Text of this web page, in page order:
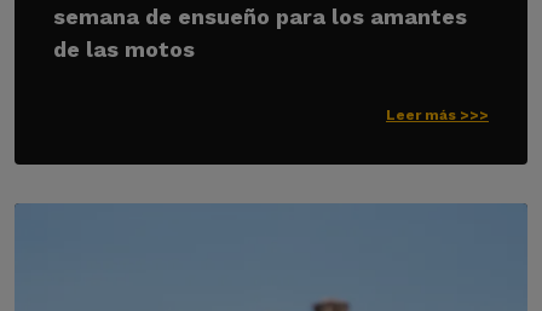
semana de ensueño para los amantes
de las motos
Leer más >>>